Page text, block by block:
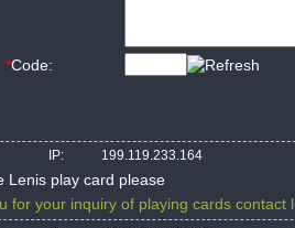
*Code:
IP: 199.119.233.164
Lenis play card please
for your inquiry of playing cards